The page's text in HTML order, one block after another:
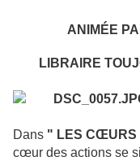
ANIMÉE
LIBRAIRE
Dans " LES CŒURS
cœur des actions se